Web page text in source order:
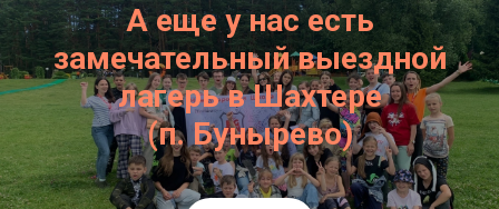
А еще у нас есть
замечательный выездной
лагерь в Шахтере
(п. Бунырево)